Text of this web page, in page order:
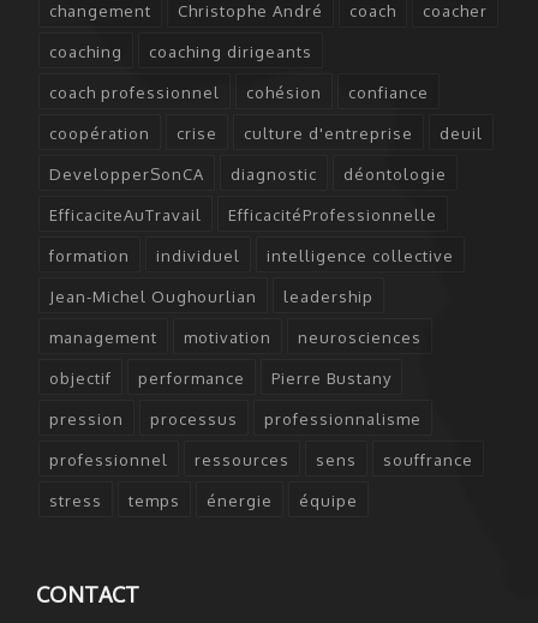
changement Christophe André coach coacher
coaching coaching dirigeants
coach professionnel cohésion confiance
coopération crise culture d'entreprise deuil
DevelopperSonCA diagnostic déontologie
EfficaciteAuTravail EfficacitéProfessionnelle
formation individuel intelligence collective
Jean-Michel Oughourlian leadership
management motivation neurosciences
objectif performance Pierre Bustany
pression processus professionnalisme
professionnel ressources sens souffrance
stress temps énergie équipe
CONTACT